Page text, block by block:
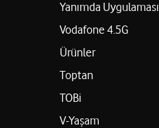
Yanımda Uygulaması
Vodafone 4.5G
Ürünler
Toptan
TOBi
V-Yaşam